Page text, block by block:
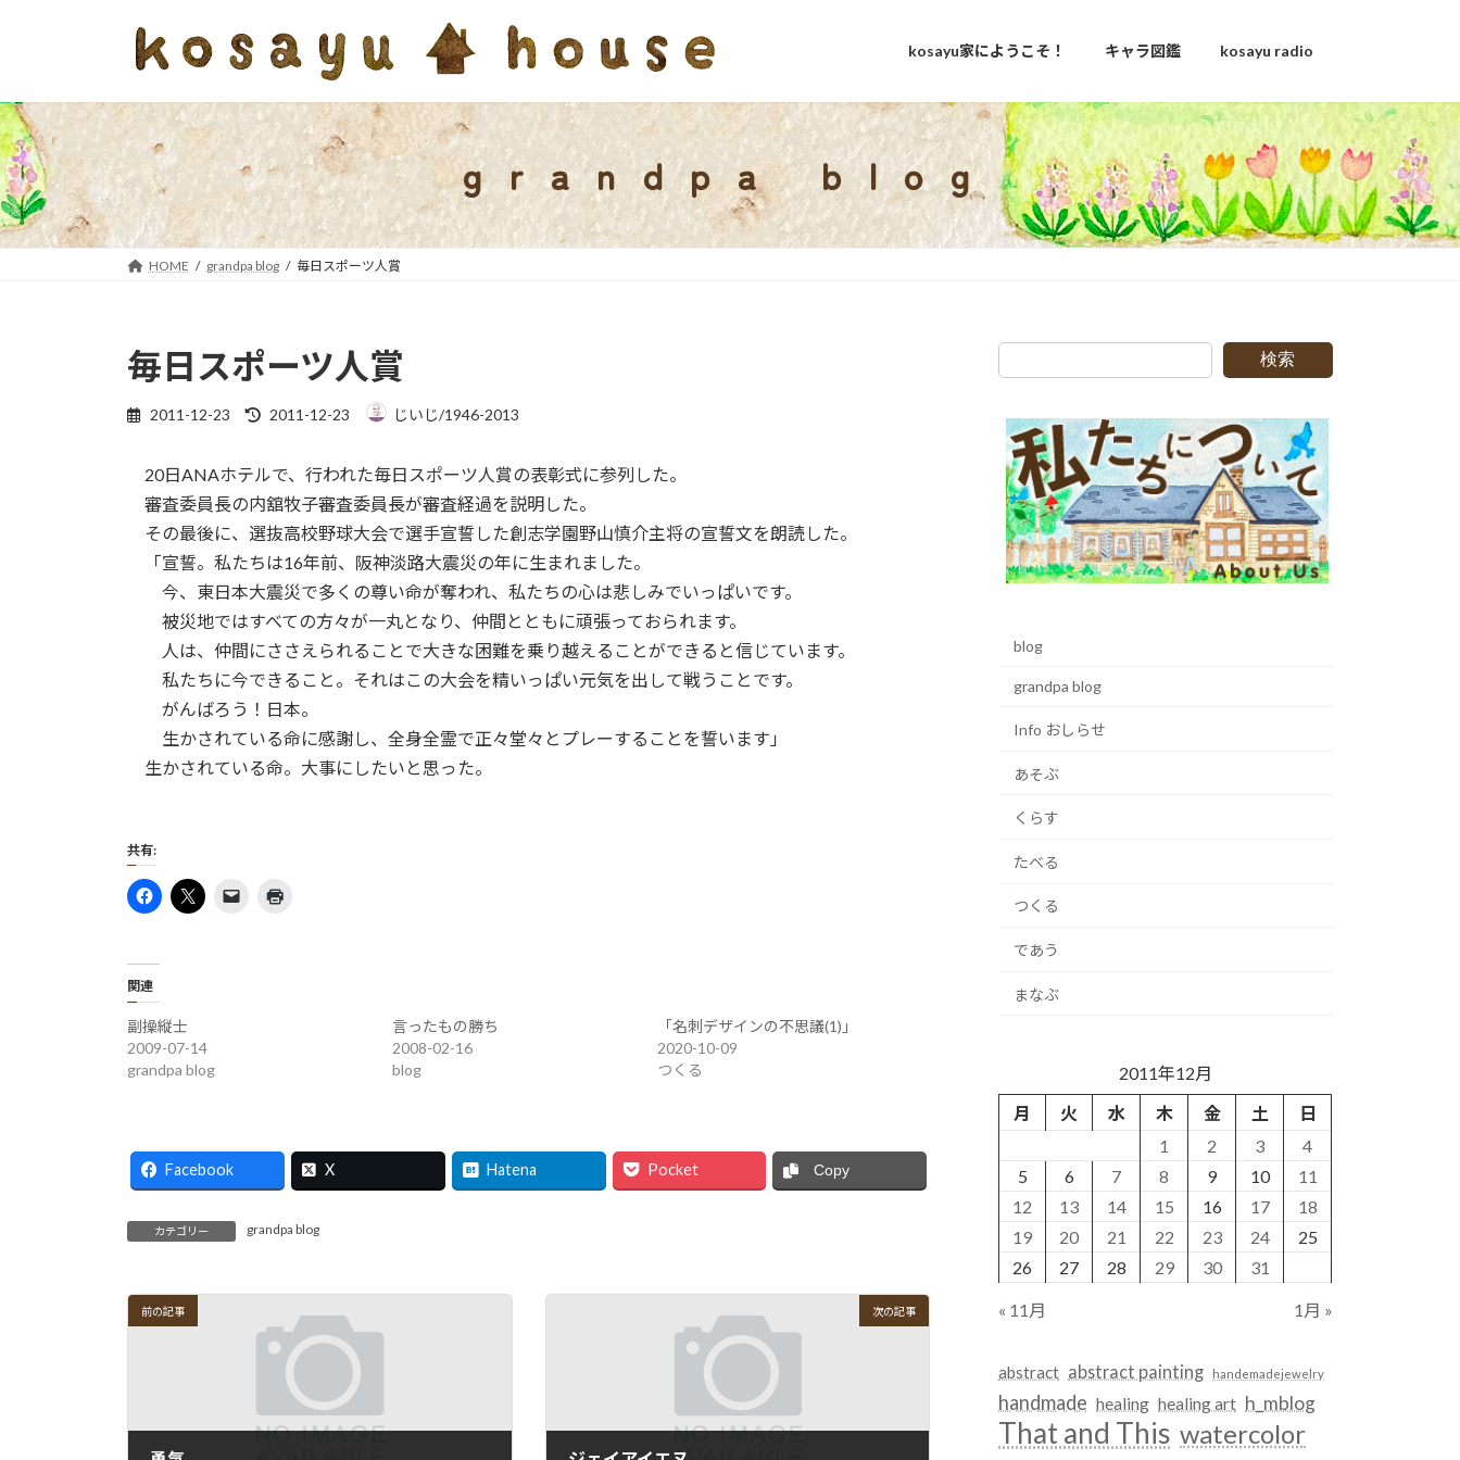
ツ
へ
ス
キ
ッ
プ
シ
ョ
ン
に
移
動
kosayu家にようこそ！ キャラ図鑑 kosayu radio
grandpa blog
HOME grandpa blog 毎日スポーツ人賞
毎日スポーツ人賞
2011-12-23
最
新
日
時
:
2011-12-23 じいじ/1946-2013
20日ANAホテルで、行われた毎日スポーツ人賞の表彰式に参列した。
審査委員長の内舘牧子審査委員長が審査経過を説明した。
その最後に、選抜高校野球大会で選手宣誓した創志学園野山慎介主将の宣誓文を朗読した。
「宣誓。私たちは16年前、阪神淡路大震災の年に生まれました。
今、東日本大震災で多くの尊い命が奪われ、私たちの心は悲しみでいっぱいです。
被災地ではすべての方々が一丸となり、仲間とともに頑張っておられます。
人は、仲間にささえられることで大きな困難を乗り越えることができると信じています。
私たちに今できること。それはこの大会を精いっぱい元気を出して戦うことです。
がんばろう！日本。
生かされている命に感謝し、全身全霊で正々堂々とプレーすることを誓います」
生かされている命。大事にしたいと思った。
共有:
関連
副操縦士
2009-07-14
grandpa blog
言ったもの勝ち
2008-02-16
blog
「名刺デザインの不思議(1)」
2020-10-09
つくる
Facebook X Hatena Pocket Copy
カテゴリー grandpa blog
前の記事 次の記事
検索
blog
grandpa blog
Info おしらせ
あそぶ
くらす
たべる
つくる
であう
まなぶ
2011年12月
月
火 水 木 金 土
日
1
2 3
4
5
6 7 8 9 10
11
12
13 14 15 16 17
18
19
20 21 22 23 24
25
26
27 28 29 30 31
« 11月 1月 »
abstract abstract painting handemadejewelry
handmade healing healing art h_mblog
That and This watercolor